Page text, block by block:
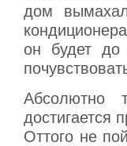
дом
он будет до
Абсолютно
достигается
Оттого не